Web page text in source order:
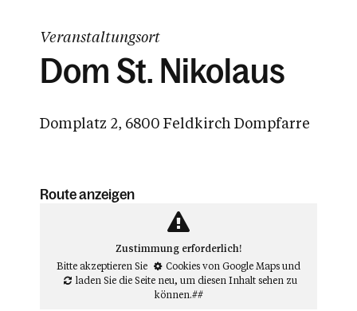
Veranstaltungsort
Dom St. Nikolaus
Domplatz 2, 6800 Feldkirch Dompfarre
Route anzeigen
Zustimmung erforderlich!
Bitte akzeptieren Sie
Cookies von Google Mapsund
laden Sie die Seite neu, um diesen Inhalt sehen zu
können.##